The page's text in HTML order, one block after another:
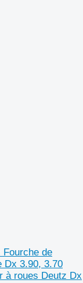
Fourche de
Dx 3.90, 3.70
à roues Deutz Dx